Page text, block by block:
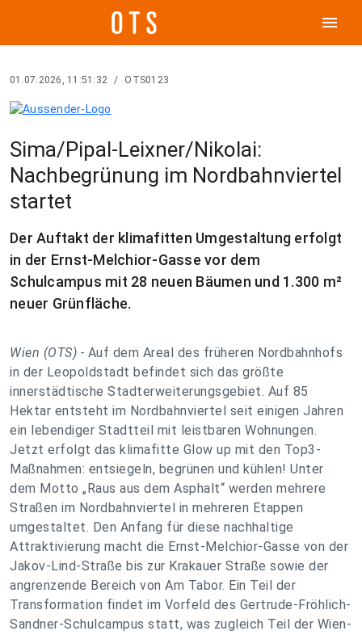
menu
01.07.2026, 11:51:32 / OTS0123
Sima/Pipal-Leixner/Nikolai:
Nachbegrünung im Nordbahnviertel
startet
Der Auftakt der klimafitten Umgestaltung erfolgt
in der Ernst-Melchior-Gasse vor dem
Schulcampus mit 28 neuen Bäumen und 1.300 m²
neuer Grünfläche.
Wien (OTS) - Auf dem Areal des früheren Nordbahnhofs
in der Leopoldstadt befindet sich das größte
innerstädtische Stadterweiterungsgebiet. Auf 85
Hektar entsteht im Nordbahnviertel seit einigen Jahren
ein lebendiger Stadtteil mit leistbaren Wohnungen.
Jetzt erfolgt das klimafitte Glow up mit den Top3-
Maßnahmen: entsiegeln, begrünen und kühlen! Unter
dem Motto „Raus aus dem Asphalt“ werden mehrere
Straßen im Nordbahnviertel in mehreren Etappen
umgestaltet. Den Anfang für diese nachhaltige
Attraktivierung macht die Ernst-Melchior-Gasse von der
Jakov-Lind-Straße bis zur Krakauer Straße sowie der
angrenzende Bereich von Am Tabor. Ein Teil der
Transformation findet im Vorfeld des Gertrude-Fröhlich-
Sandner-Schulcampus statt, was zugleich Teil der Wien-